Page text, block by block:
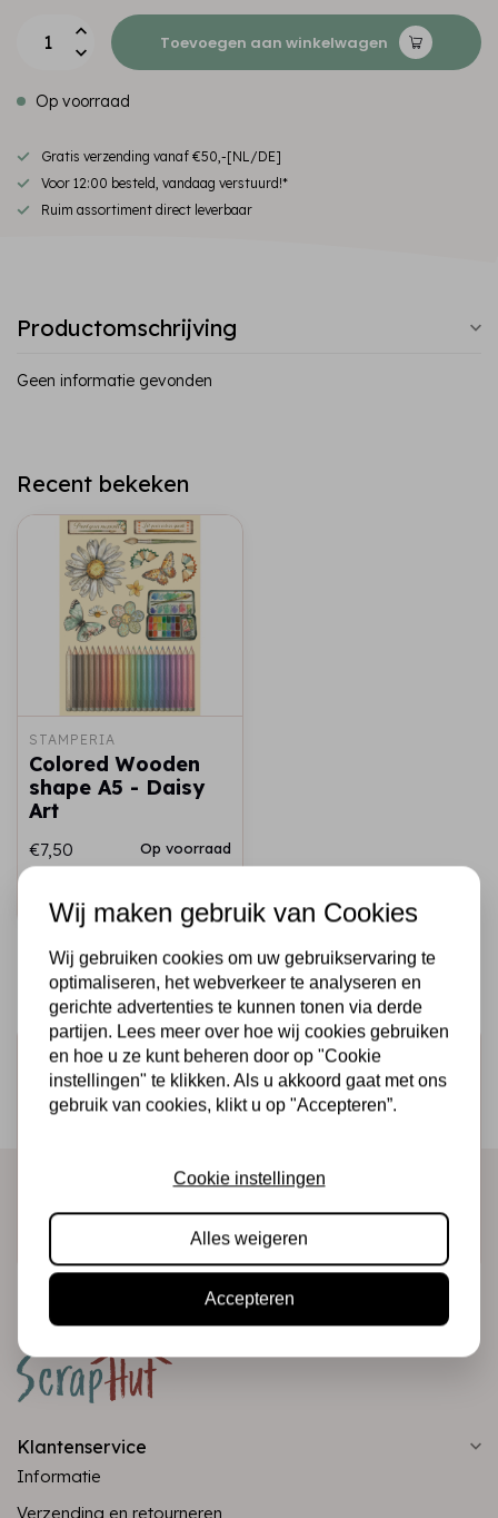
Toevoegen aan winkelwagen
Op voorraad
Gratis verzending vanaf €50,-[NL/DE]
Voor 12:00 besteld, vandaag verstuurd!*
Ruim assortiment direct leverbaar
Productomschrijving
Geen informatie gevonden
Recent bekeken
STAMPERIA
Colored Wooden
shape A5 - Daisy
Art
€7,50 Op voorraad
Schrijf je in voor de nieuwsbrief
Ontvang als eerste onze actie en nieuwe producten
Klantenservice
Informatie
Verzending en retourneren
Wij maken gebruik van Cookies
Wij gebruiken cookies om uw gebruikservaring te
optimaliseren, het webverkeer te analyseren en
gerichte advertenties te kunnen tonen via derde
partijen. Lees meer over hoe wij cookies gebruiken
en hoe u ze kunt beheren door op "Cookie
instellingen" te klikken. Als u akkoord gaat met ons
gebruik van cookies, klikt u op "Accepteren”.
Cookie instellingen
Alles weigeren
Accepteren